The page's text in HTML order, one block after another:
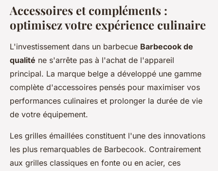
Accessoires et compléments :
optimisez votre expérience culinaire
L'investissement dans un barbecue Barbecook de
qualité ne s'arrête pas à l'achat de l'appareil
principal. La marque belge a développé une gamme
complète d'accessoires pensés pour maximiser vos
performances culinaires et prolonger la durée de vie
de votre équipement.
Les grilles émaillées constituent l'une des innovations
les plus remarquables de Barbecook. Contrairement
aux grilles classiques en fonte ou en acier, ces